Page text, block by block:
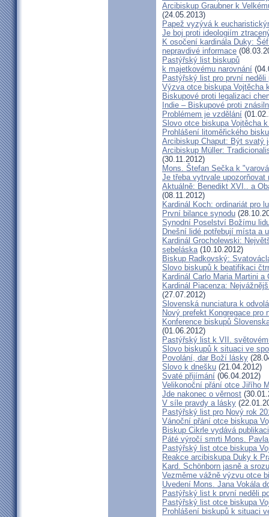
Arcibiskup Graubner k
(24.05.2013)
Papež vyzývá k
Je boj proti ideologiím
K osočení kardinála Duky:
nepravdivé informace
Pastýřský list biskupů
k majetkovému narovnání
Pastýřský list pro první neděli
Výzva otce biskupa Vojtěcha
Biskupové proti legalizaci
Indie – Biskupové proti
Problémem je vzdělání
Slovo otce biskupa Vojtěcha
Prohlášení litoměřického
Arcibiskup Chaput: Být svatý
Arcibiskup Müller:
(30.11.2012)
Mons. Štefan Sečka k
Je třeba vytrvale
Aktuálně: Benedikt XVI.. a
(08.11.2012)
Kardinál Koch: ordinariát pro
První bilance synodu
Synodní Poselství Božímu
Dnešní lidé potřebují místa a
Kardinál Grocholewski:
sebeláska(10.10.2012)
Biskup Radkovský:
Slovo biskupů k beatifikaci
Kardinál Carlo Maria Martini
Kardinál Piacenza:
(27.07.2012)
Slovenská nunciatura k
Nový prefekt Kongregace pro
Konference biskupů
(01.06.2012)
Pastýřský list k VII.
Slovo biskupů k situaci ve
Povolání, dar Boží lásky
Slovo k dnešku (21.04.2012)
Svaté přijímání (06.04.2012)
Velikonoční přání otce Jiřího
Jde nakonec o věrnost
V síle pravdy a lásky
Pastýřský list pro Nový rok
Vánoční přání otce biskupa
Biskup Cikrle vydává
Páté výročí smrti Mons.
Pastýřský list otce biskupa
Reakce arcibiskupa Duky k
Kard. Schönborn jasně a
Vezměme vážně výzvu otce
Uvedení Mons. Jana Vokála
Pastýřský list k první neděli
Pastýřský list otce biskupa
Prohlášení biskupů k situaci